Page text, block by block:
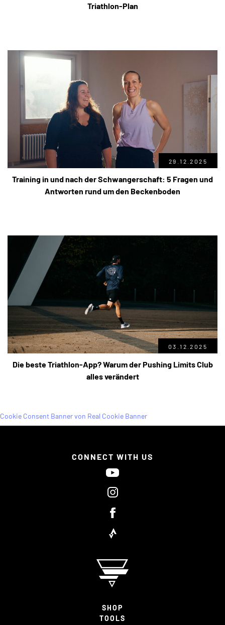
Triathlon-Plan
29.12.2025
Training in und nach der Schwangerschaft: 5 Fragen und
Antworten rund um den Beckenboden
03.12.2025
Die beste Triathlon-App? Warum der Pushing Limits Club
alles verändert
CONNECT WITH US
SHOP
TOOLS
Cookie Consent Banner von Real Cookie Banner